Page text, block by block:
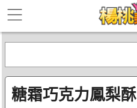
糖霜巧克力鳳梨酥